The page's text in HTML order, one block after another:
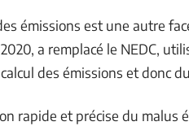
émissions est une autre
a remplacé le NEDC,
des émissions et donc
rapide et précise du malus